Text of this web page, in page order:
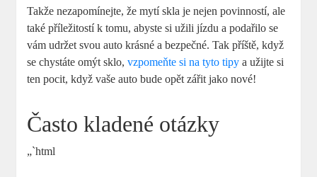
Takže nezapomínejte, že mytí skla je nejen povinností, ale
také příležitostí k tomu, abyste si užili jízdu a podařilo se
vám udržet svou auto krásné a bezpečné. Tak příště, když
se chystáte omýt sklo,vzpomeňte si na tyto tipy a užijte si
ten pocit, když vaše auto bude opět zářit jako nové!
Často kladené otázky
„`html